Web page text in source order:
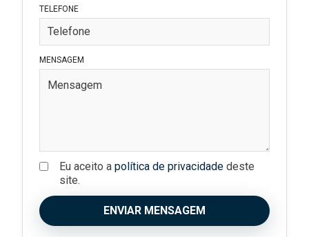
TELEFONE
MENSAGEM
Eu aceito a política de privacidade deste
site.
ENVIAR MENSAGEM